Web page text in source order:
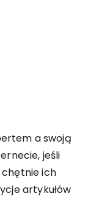
a swoją
jeśli
ich
artykułów